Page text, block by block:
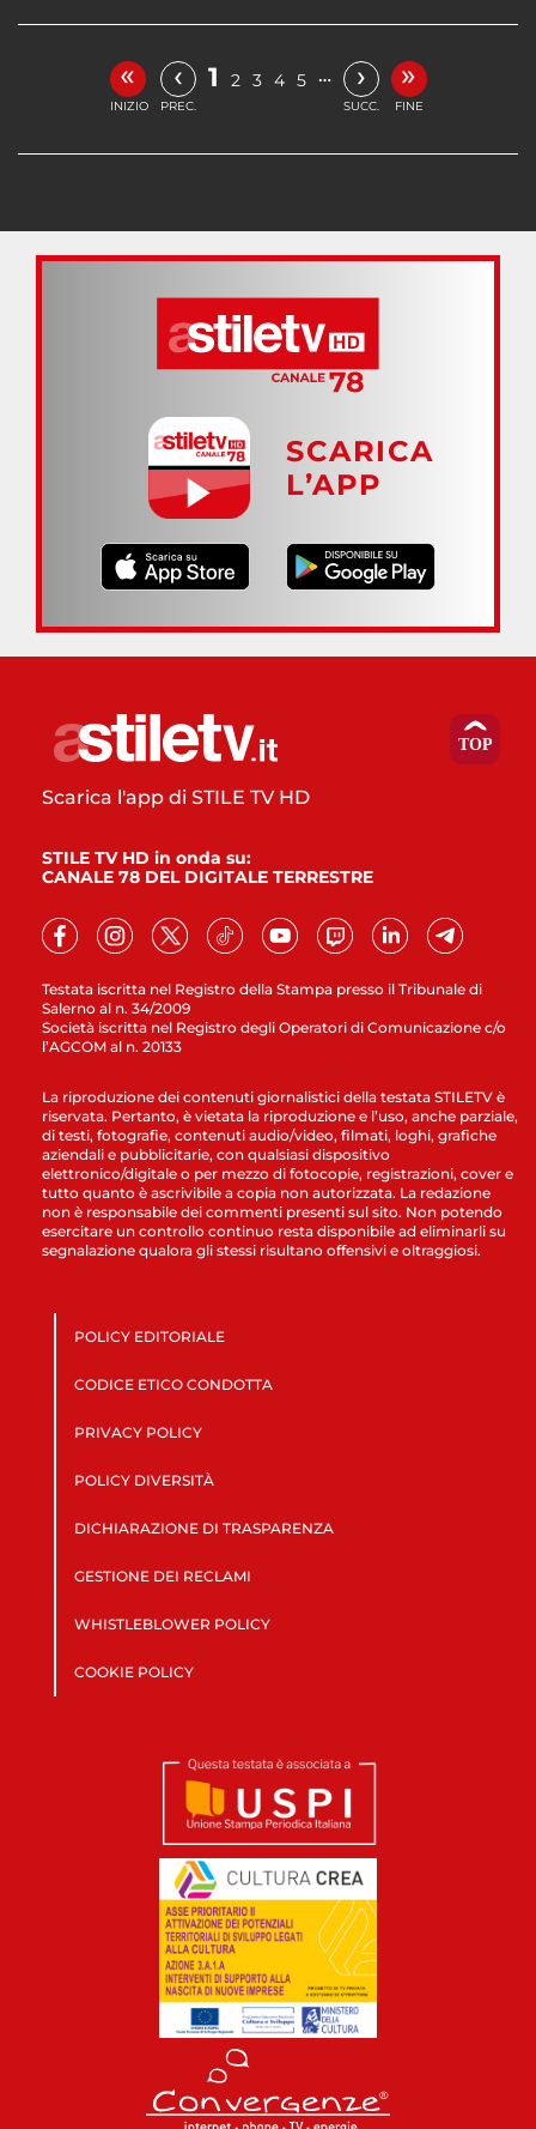
«
INIZIO
‹
PREC.
1 2 3 4 5 … ›
SUCC.
»
FINE
SCARICA
L’APP
Testata iscritta nel Registro della Stampa presso il Tribunale di
Salerno al n. 34/2009
Società iscritta nel Registro degli Operatori di Comunicazione c/o
l’AGCOM al n. 20133
Scarica l'app di STILE TV HD
STILE TV HD in onda su:
CANALE 78 DEL DIGITALE TERRESTRE
La riproduzione dei contenuti giornalistici della testata STILETV è
riservata. Pertanto, è vietata la riproduzione e l’uso, anche parziale,
di testi, fotografie, contenuti audio/video, filmati, loghi, grafiche
aziendali e pubblicitarie, con qualsiasi dispositivo
elettronico/digitale o per mezzo di fotocopie, registrazioni, cover e
tutto quanto è ascrivibile a copia non autorizzata. La redazione
non è responsabile dei commenti presenti sul sito. Non potendo
esercitare un controllo continuo resta disponibile ad eliminarli su
segnalazione qualora gli stessi risultano offensivi e oltraggiosi.
POLICY EDITORIALE
CODICE ETICO CONDOTTA
PRIVACY POLICY
POLICY DIVERSITÀ
DICHIARAZIONE DI TRASPARENZA
GESTIONE DEI RECLAMI
WHISTLEBLOWER POLICY
COOKIE POLICY